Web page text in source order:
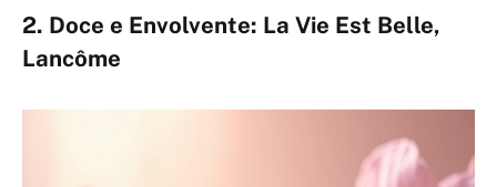
2. Doce e Envolvente: La Vie Est Belle,
Lancôme